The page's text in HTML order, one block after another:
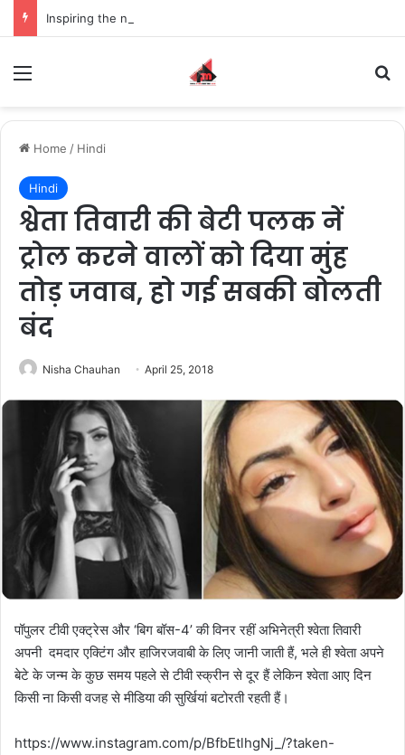
Home / Hindi
Hindi
श्वेता तिवारी की बेटी पलक नें
ट्रोल करने वालों को दिया मुंह
तोड़ जवाब, हो गई सबकी बोलती
बंद
Nisha Chauhan April 25, 2018
पॉपुलर टीवी एक्ट्रेस और ‘बिग बॉस-4’ की विनर रहीं अभिनेत्री श्वेता तिवारी
अपनी दमदार एक्टिंग और हाजिरजवाबी के लिए जानी जाती हैं, भले ही श्वेता अपने
बेटे के जन्म के कुछ समय पहले से टीवी स्क्रीन से दूर हैं लेकिन श्वेता आए दिन
किसी ना किसी वजह से मीडिया की सुर्खियां बटोरती रहती हैं।
https://www.instagram.com/p/BfbEtlhgNj_/?taken-